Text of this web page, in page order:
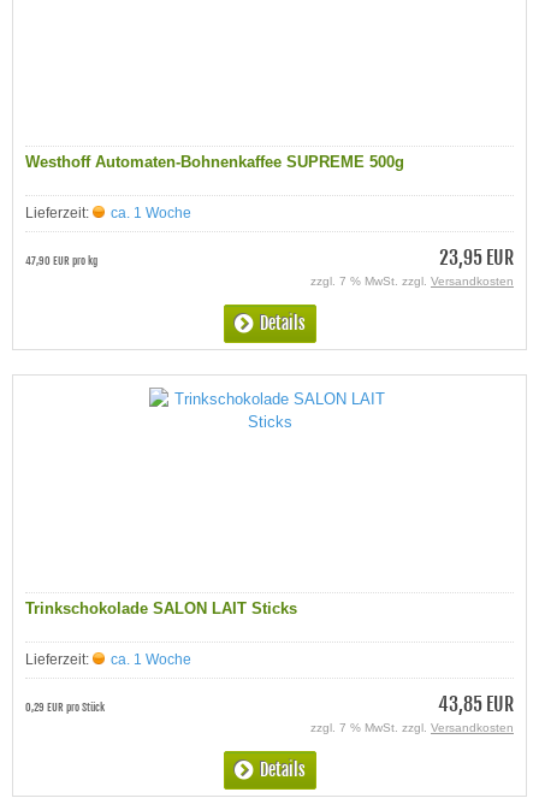
Westhoff Automaten-Bohnenkaffee SUPREME 500g
Lieferzeit: ca. 1 Woche
23,95 EUR
47,90 EUR pro kg
zzgl. 7 % MwSt. zzgl. Versandkosten
Details
Trinkschokolade SALON LAIT Sticks
Lieferzeit: ca. 1 Woche
43,85 EUR
0,29 EUR pro Stück
zzgl. 7 % MwSt. zzgl. Versandkosten
Details